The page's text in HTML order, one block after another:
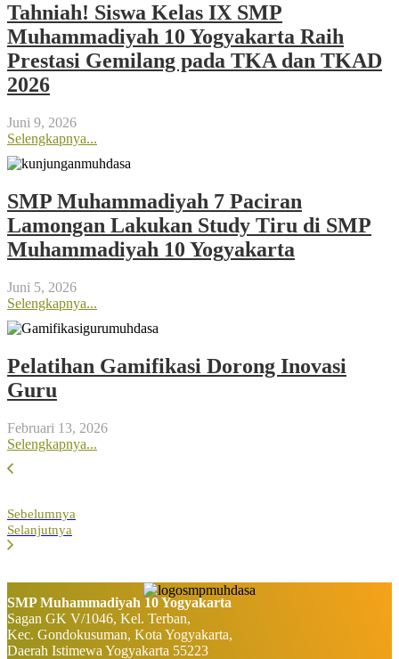
Tahniah! Siswa Kelas IX SMP
Muhammadiyah 10 Yogyakarta Raih
Prestasi Gemilang pada TKA dan TKAD
2026
Juni 9, 2026
Selengkapnya...
SMP Muhammadiyah 7 Paciran
Lamongan Lakukan Study Tiru di SMP
Muhammadiyah 10 Yogyakarta
Juni 5, 2026
Selengkapnya...
Pelatihan Gamifikasi Dorong Inovasi
Guru
Februari 13, 2026
Selengkapnya...
Sebelumnya
Selanjutnya
SMP Muhammadiyah 10 Yogyakarta
Sagan GK V/1046, Kel. Terban,
Kec. Gondokusuman, Kota Yogyakarta,
Daerah Istimewa Yogyakarta 55223